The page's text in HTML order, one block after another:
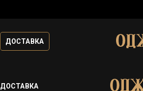
ДОСТАВКА
ДОСТАВКА